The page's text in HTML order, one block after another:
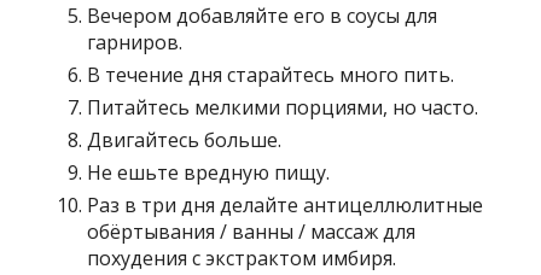
Вечером добавляйте его в соусы для
гарниров.
В течение дня старайтесь много пить.
Питайтесь мелкими порциями, но часто.
Двигайтесь больше.
Не ешьте вредную пищу.
Раз в три дня делайте антицеллюлитные
обёртывания / ванны / массаж для
похудения с экстрактом имбиря.